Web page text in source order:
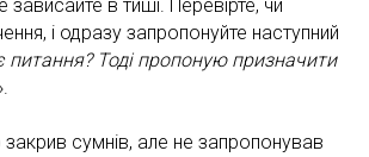
зависайте в тиші. Перевірте, чи
і одразу запропонуйте наступний
питання? Тоді пропоную призначити
сумнів, але не запропонував